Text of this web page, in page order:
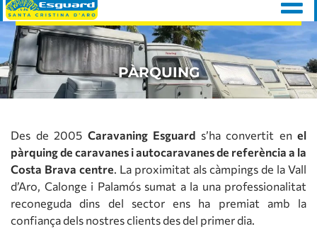
PÀRQUING
Des de 2005 Caravaning Esguard s’ha convertit en el
pàrquing de caravanes i autocaravanes de referència a la
Costa Brava centre. La proximitat als càmpings de la Vall
d’Aro, Calonge i Palamós sumat a la una professionalitat
reconeguda dins del sector ens ha premiat amb la
confiança dels nostres clients des del primer dia.